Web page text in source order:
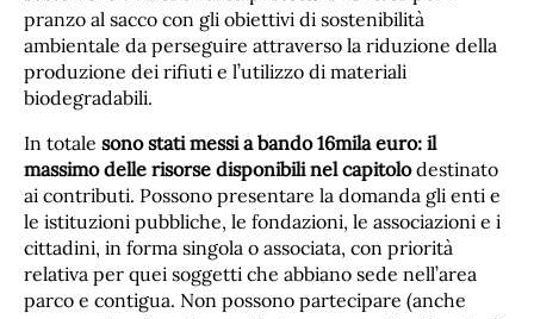
pranzo al sacco con gli obiettivi di sostenibilità
ambientale da perseguire attraverso la riduzione della
produzione dei rifiuti e l’utilizzo di materiali
biodegradabili.
In totale sono stati messi a bando 16mila euro: il
massimo delle risorse disponibili nel capitolodestinato
ai contributi. Possono presentare la domanda gli enti e
le istituzioni pubbliche, le fondazioni, le associazioni e i
cittadini, in forma singola o associata, con priorità
relativa per quei soggetti che abbiano sede nell’area
parco e contigua. Non possono partecipare (anche